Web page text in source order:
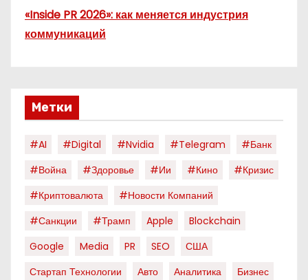
«Inside PR 2026»: как меняется индустрия
коммуникаций
Метки
#AI #digital #nvidia #telegram
#банк
#война
#здоровье #ии #кино
#кризис
#криптовалюта
#новости Компаний
#санкции
#трамп Apple
Blockchain
Google
Media PR SEO
США
Стартап Технологии
Авто Аналитика
Бизнес